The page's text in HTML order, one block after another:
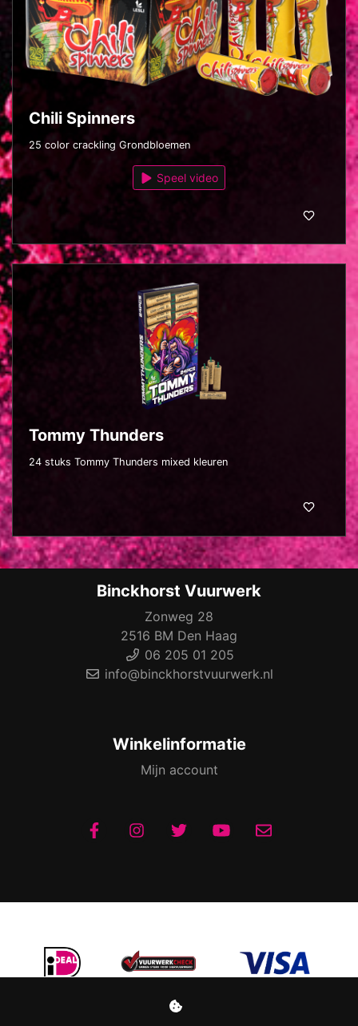
Chili Spinners
25 color crackling Grondbloemen
Speel video
Tommy Thunders
24 stuks Tommy Thunders mixed kleuren
Binckhorst Vuurwerk
Zonweg 28
2516 BM Den Haag
06 205 01 205
info@binckhorstvuurwerk.nl
Winkelinformatie
Mijn account